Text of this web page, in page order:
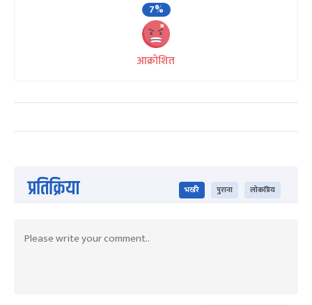
7%
आक्रोशित
प्रतिक्रिया भर्खरै पुराना लोकप्रिय